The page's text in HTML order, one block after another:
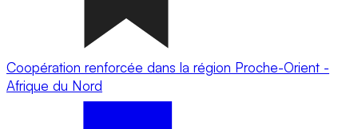
Coopération renforcée dans la région Proche-Orient -
Afrique du Nord